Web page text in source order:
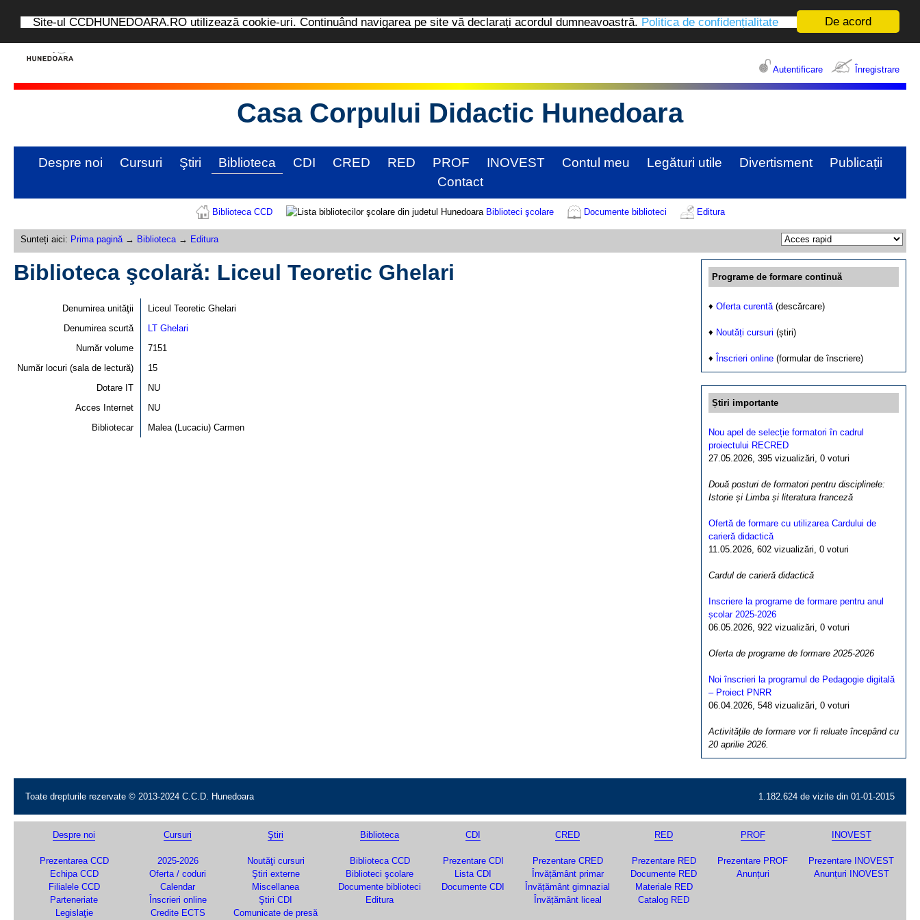
De acord
Site-ul CCDHUNEDOARA.RO utilizează cookie-uri. Continuând navigarea pe site vă declarați acordul dumneavoastră. Politica de confidențialitate
Autentificare Înregistrare
Casa Corpului Didactic Hunedoara
Despre noi Cursuri Ştiri Biblioteca CDI CRED RED PROF INOVEST Contul meu Legături utile Divertisment
Publicații
Contact
Biblioteca CCD Biblioteci şcolare Documente biblioteci Editura
Sunteți aici: Prima pagină→ Biblioteca→ Editura
Programe de formare continuă
♦ Oferta curentă(descărcare)
♦ Noutăți cursuri (știri)
♦ Înscrieri online (formular de înscriere)
Știri importante
Nou apel de selecție formatori în cadrul
proiectului RECRED
27.05.2026, 395 vizualizări, 0 voturi
Două posturi de formatori pentru disciplinele:
Istorie și Limba și literatura franceză
Ofertă de formare cu utilizarea Cardului de
carieră didactică
11.05.2026, 602 vizualizări, 0 voturi
Cardul de carieră didactică
Inscriere la programe de formare pentru anul
școlar 2025-2026
06.05.2026, 922 vizualizări, 0 voturi
Oferta de programe de formare 2025-2026
Noi înscrieri la programul de Pedagogie digitală
– Proiect PNRR
06.04.2026, 548 vizualizări, 0 voturi
Activitățile de formare vor fi reluate începând cu
20 aprilie 2026.
Biblioteca şcolară: Liceul Teoretic Ghelari
Denumirea unităţii
Liceul Teoretic Ghelari
Denumirea scurtă
LT Ghelari
Număr volume
7151
Număr locuri (sala de lectură)
15
Dotare IT
NU
Acces Internet
NU
Bibliotecar
Malea (Lucaciu) Carmen
Toate drepturile rezervate © 2013-2024 C.C.D. Hunedoara 1.182.624 de vizite din 01-01-2015
Despre noi
Prezentarea CCD
Echipa CCD
Filialele CCD
Parteneriate
Legislaţie
Cursuri
2025-2026
Oferta / coduri
Calendar
Înscrieri online
Credite ECTS
Ştiri
Noutăţi cursuri
Ştiri externe
Miscellanea
Ştiri CDI
Comunicate de presă
Biblioteca
Biblioteca CCD
Biblioteci şcolare
Documente biblioteci
Editura
CDI
Prezentare CDI
Lista CDI
Documente CDI
CRED
Prezentare CRED
Învățământ primar
Învățământ gimnazial
Învățământ liceal
RED
Prezentare RED
Documente RED
Materiale RED
Catalog RED
PROF
Prezentare PROF
Anunțuri
INOVEST
Prezentare INOVEST
Anunțuri INOVEST